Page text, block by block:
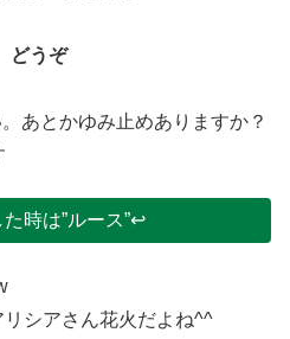
どうぞ
あとかゆみ止めありますか？
た時は”ルース”↩
シアさん花火だよね^^